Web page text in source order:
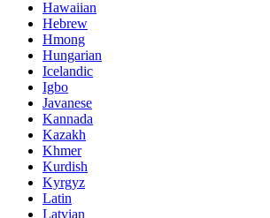
Hawaiian
Hebrew
Hmong
Hungarian
Icelandic
Igbo
Javanese
Kannada
Kazakh
Khmer
Kurdish
Kyrgyz
Latin
Latvian